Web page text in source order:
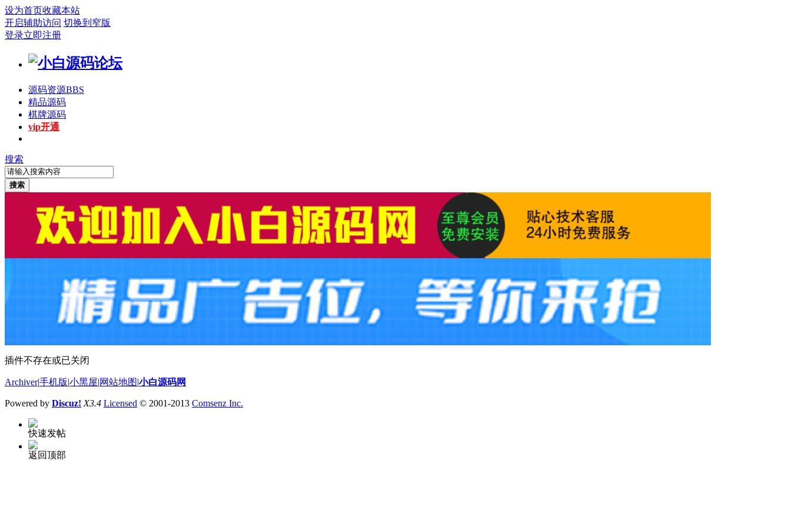
设为首页收藏本站
开启辅助访问 切换到窄版
登录立即注册
源码资源BBS
精品源码
棋牌源码
vip开通
搜索
搜索
插件不存在或已关闭
Archiver|手机版 小黑屋 网站地图 小白源码网
Powered by Discuz! X3.4 Licensed © 2001-2013 Comsenz Inc.
快速发帖
返回顶部